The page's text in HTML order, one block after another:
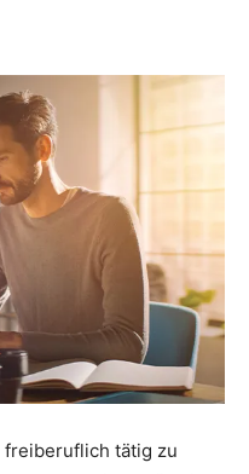
freiberuflich tätig zu